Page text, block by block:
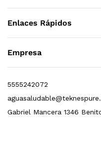
Enlaces Rápidos
Empresa
5555242072
Gabriel Mancera 1346
al carrito